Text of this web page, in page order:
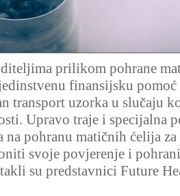
prilikom pohrane
finansijsku
transport uzorka u slučaju
Upravo traje i specijalna
na pohranu matičnih ćelija
svoje povjerenje i
su predstavnici Future